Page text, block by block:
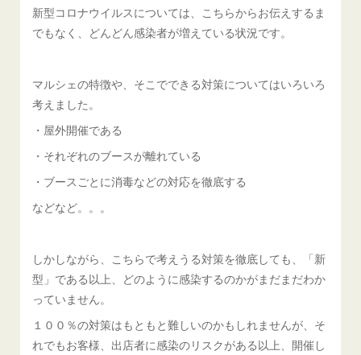
新型コロナウイルスについては、こちらからお伝えするま
でもなく、どんどん感染者が増えている状況です。
マルシェの特徴や、そこでできる対策についてはいろいろ
考えました。
・屋外開催である
・それぞれのブースが離れている
・ブースごとに消毒などの対応を徹底する
などなど。。。
しかしながら、こちらで考えうる対策を徹底しても、「新
型」である以上、どのように感染するのかがまだまだわか
っていません。
１００％の対策はもともと難しいのかもしれませんが、そ
れでもお客様、出店者に感染のリスクがある以上、開催し